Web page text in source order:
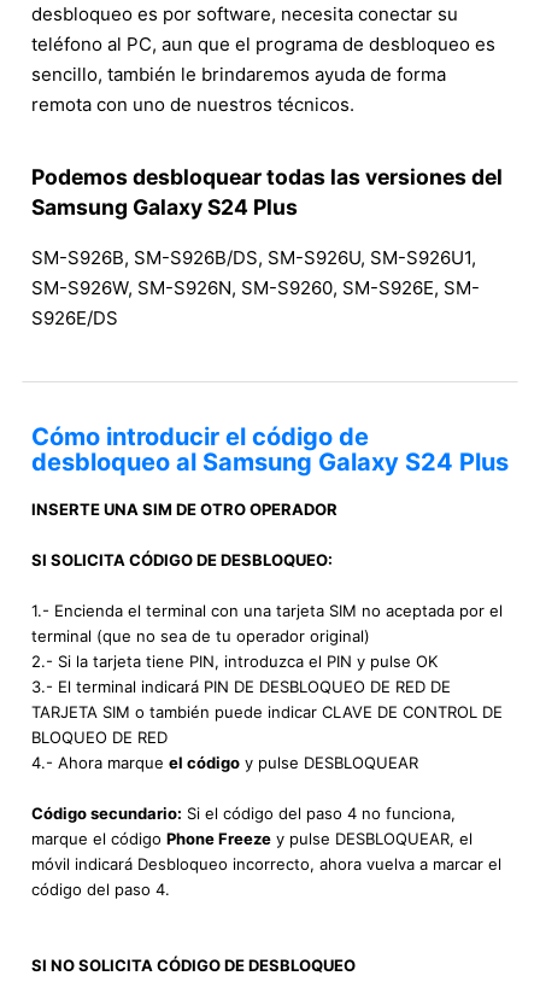
desbloqueo es por software, necesita conectar su
teléfono al PC, aun que el programa de desbloqueo es
sencillo, también le brindaremos ayuda de forma
remota con uno de nuestros técnicos.
Podemos desbloquear todas las versiones del
Samsung Galaxy S24 Plus
SM-S926B, SM-S926B/DS, SM-S926U, SM-S926U1,
SM-S926W, SM-S926N, SM-S9260, SM-S926E, SM-
S926E/DS
Cómo introducir el código de
desbloqueo al Samsung Galaxy S24 Plus
INSERTE UNA SIM DE OTRO OPERADOR
SI SOLICITA CÓDIGO DE DESBLOQUEO:
1.- Encienda el terminal con una tarjeta SIM no aceptada por el
terminal (que no sea de tu operador original)
2.- Si la tarjeta tiene PIN, introduzca el PIN y pulse OK
3.- El terminal indicará PIN DE DESBLOQUEO DE RED DE
TARJETA SIM o también puede indicar CLAVE DE CONTROL DE
BLOQUEO DE RED
4.- Ahora marque el código y pulse DESBLOQUEAR
Código secundario: Si el código del paso 4 no funciona,
marque el código Phone Freeze y pulse DESBLOQUEAR, el
móvil indicará Desbloqueo incorrecto, ahora vuelva a marcar el
código del paso 4.
SI NO SOLICITA CÓDIGO DE DESBLOQUEO